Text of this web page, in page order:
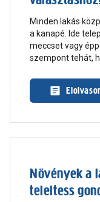
Minden lakás
a kanapé. Ide
meccset vagy
szempont tehát,
górcső alá!
Növények a
teleltess